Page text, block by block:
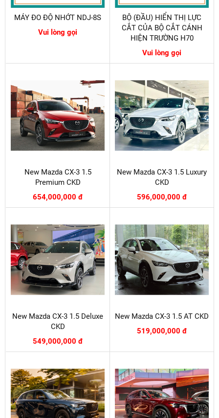
MÁY ĐO ĐỘ NHỚT NDJ-8S
Vui lòng gọi
BỘ (ĐẦU) HIỂN THỊ LỰC
CẮT CỦA BỘ CẮT CÁNH
HIỆN TRƯỜNG H70
Vui lòng gọi
New Mazda CX-3 1.5
Premium CKD
654,000,000 đ
New Mazda CX-3 1.5 Luxury
CKD
596,000,000 đ
New Mazda CX-3 1.5 Deluxe
CKD
549,000,000 đ
New Mazda CX-3 1.5 AT CKD
519,000,000 đ